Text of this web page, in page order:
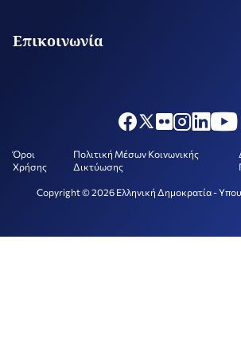
Εθνικό Συμβούλιο Εξωτερικής
Πρώτο Θέμα
Δράσεις Οικονομικής Διπλωματίας
Επικοινωνία
Στοιχεία Επικοινωνίας Αρχών
Ξένες Αρχές στην Ελλάδα
Copyright © 2026 Ελληνική Δημοκρατία -
Όροι
Χρήσης
Πολιτική Μέσων Κοινωνικής
Δικτύωσης